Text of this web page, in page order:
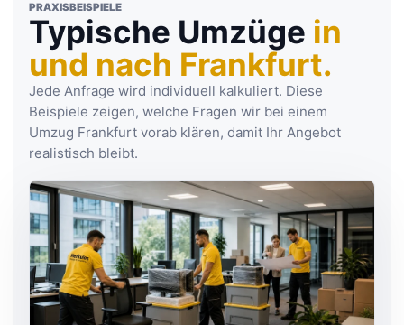
PRAXISBEISPIELE
Typische Umzüge in
und nach Frankfurt.
Jede Anfrage wird individuell kalkuliert. Diese
Beispiele zeigen, welche Fragen wir bei einem
Umzug Frankfurt vorab klären, damit Ihr Angebot
realistisch bleibt.